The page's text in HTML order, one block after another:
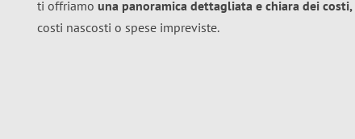
ti offriamo una panoramica dettagliata e chiara dei costi,
costi nascosti o spese impreviste.